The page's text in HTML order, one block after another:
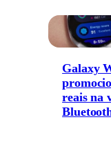
Galaxy
reais na